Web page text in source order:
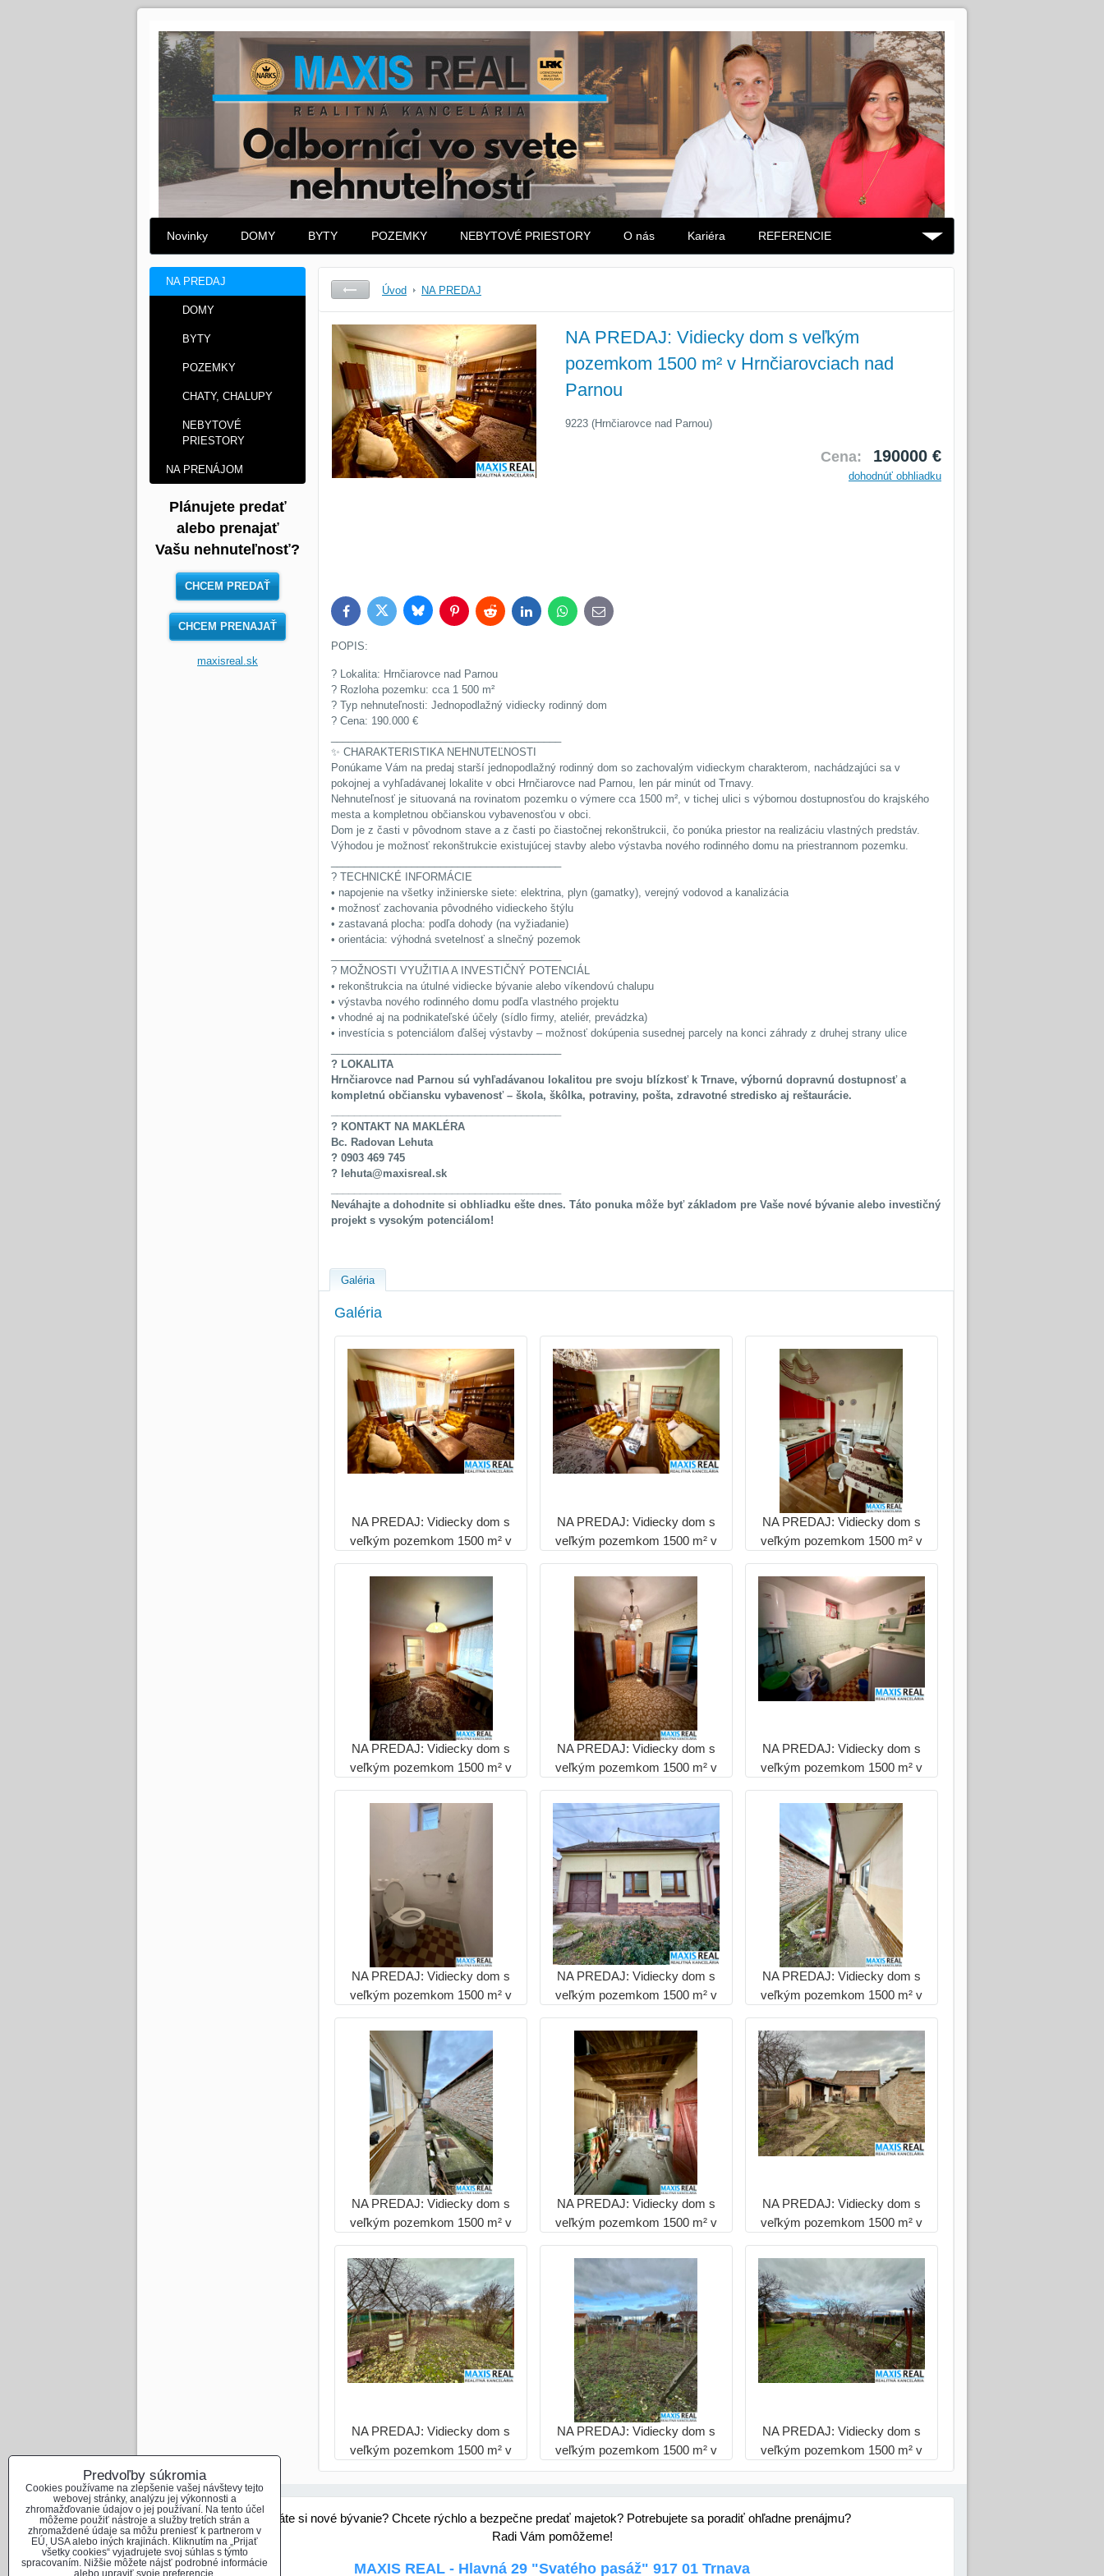
Novinky DOMY BYTY POZEMKY NEBYTOVÉ PRIESTORY O nás Kariéra REFERENCIE
Úvod NA PREDAJ
NA PREDAJ: Vidiecky dom s veľkým
pozemkom 1500 m² v Hrnčiarovciach nad
Parnou
9223 (Hrnčiarovce nad Parnou)
Cena: 190000 €
dohodnúť obhliadku
FacebookTwitter BlueskyPinterestReddit LinkedInWhatsApp
E-
mail
POPIS:
? Lokalita: Hrnčiarovce nad Parnou
? Rozloha pozemku: cca 1 500 m²
? Typ nehnuteľnosti: Jednopodlažný vidiecky rodinný dom
? Cena: 190.000 €
✨ CHARAKTERISTIKA NEHNUTEĽNOSTI
Ponúkame Vám na predaj starší jednopodlažný rodinný dom so zachovalým vidieckym charakterom, nachádzajúci sa v
pokojnej a vyhľadávanej lokalite v obci Hrnčiarovce nad Parnou, len pár minút od Trnavy.
Nehnuteľnosť je situovaná na rovinatom pozemku o výmere cca 1500 m², v tichej ulici s výbornou dostupnosťou do krajského
mesta a kompletnou občianskou vybavenosťou v obci.
Dom je z časti v pôvodnom stave a z časti po čiastočnej rekonštrukcii, čo ponúka priestor na realizáciu vlastných predstáv.
Výhodou je možnosť rekonštrukcie existujúcej stavby alebo výstavba nového rodinného domu na priestrannom pozemku.
?️ TECHNICKÉ INFORMÁCIE
• napojenie na všetky inžinierske siete: elektrina, plyn (gamatky), verejný vodovod a kanalizácia
• možnosť zachovania pôvodného vidieckeho štýlu
• zastavaná plocha: podľa dohody (na vyžiadanie)
• orientácia: výhodná svetelnosť a slnečný pozemok
? MOŽNOSTI VYUŽITIA A INVESTIČNÝ POTENCIÁL
• rekonštrukcia na útulné vidiecke bývanie alebo víkendovú chalupu
• výstavba nového rodinného domu podľa vlastného projektu
• vhodné aj na podnikateľské účely (sídlo firmy, ateliér, prevádzka)
• investícia s potenciálom ďalšej výstavby – možnosť dokúpenia susednej parcely na konci záhrady z druhej strany ulice
? LOKALITA
Hrnčiarovce nad Parnou sú vyhľadávanou lokalitou pre svoju blízkosť k Trnave, výbornú dopravnú dostupnosť a
kompletnú občiansku vybavenosť – škola, škôlka, potraviny, pošta, zdravotné stredisko aj reštaurácie.
? KONTAKT NA MAKLÉRA
Bc. Radovan Lehuta
? 0903 469 745
? lehuta@maxisreal.sk
Neváhajte a dohodnite si obhliadku ešte dnes. Táto ponuka môže byť základom pre Vaše nové bývanie alebo investičný
projekt s vysokým potenciálom!
Galéria
Galéria
NA PREDAJ: Vidiecky dom s
veľkým pozemkom 1500 m² v
NA PREDAJ: Vidiecky dom s
veľkým pozemkom 1500 m² v
NA PREDAJ: Vidiecky dom s
veľkým pozemkom 1500 m² v
NA PREDAJ: Vidiecky dom s
veľkým pozemkom 1500 m² v
NA PREDAJ: Vidiecky dom s
veľkým pozemkom 1500 m² v
NA PREDAJ: Vidiecky dom s
veľkým pozemkom 1500 m² v
NA PREDAJ: Vidiecky dom s
veľkým pozemkom 1500 m² v
NA PREDAJ: Vidiecky dom s
veľkým pozemkom 1500 m² v
NA PREDAJ: Vidiecky dom s
veľkým pozemkom 1500 m² v
NA PREDAJ: Vidiecky dom s
veľkým pozemkom 1500 m² v
NA PREDAJ: Vidiecky dom s
veľkým pozemkom 1500 m² v
NA PREDAJ: Vidiecky dom s
veľkým pozemkom 1500 m² v
NA PREDAJ: Vidiecky dom s
veľkým pozemkom 1500 m² v
Hrnčiarovciach nad Parnou
NA PREDAJ: Vidiecky dom s
veľkým pozemkom 1500 m² v
Hrnčiarovciach nad Parnou
NA PREDAJ: Vidiecky dom s
veľkým pozemkom 1500 m² v
Hrnčiarovciach nad Parnou
NA PREDAJ
DOMY
BYTY
POZEMKY
CHATY, CHALUPY
NEBYTOVÉ
PRIESTORY
NA PRENÁJOM
Plánujete predať
alebo prenajať
Vašu nehnuteľnosť?
CHCEM PREDAŤ
CHCEM PRENAJAŤ
maxisreal.sk
Hladáte si nové bývanie? Chcete rýchlo a bezpečne predať majetok? Potrebujete sa poradiť ohľadne prenájmu?
Radi Vám pomôžeme!
MAXIS REAL - Hlavná 29 "Svatého pasáž" 917 01 Trnava
Predvoľby súkromia
Cookies používame na zlepšenie vašej návštevy tejto
webovej stránky, analýzu jej výkonnosti a
zhromažďovanie údajov o jej používaní. Na tento účel
môžeme použiť nástroje a služby tretích strán a
zhromaždené údaje sa môžu preniesť k partnerom v
EÚ, USA alebo iných krajinách. Kliknutím na „Prijať
všetky cookies“ vyjadrujete svoj súhlas s týmto
spracovaním. Nižšie môžete nájsť podrobné informácie
alebo upraviť svoje preferencie.